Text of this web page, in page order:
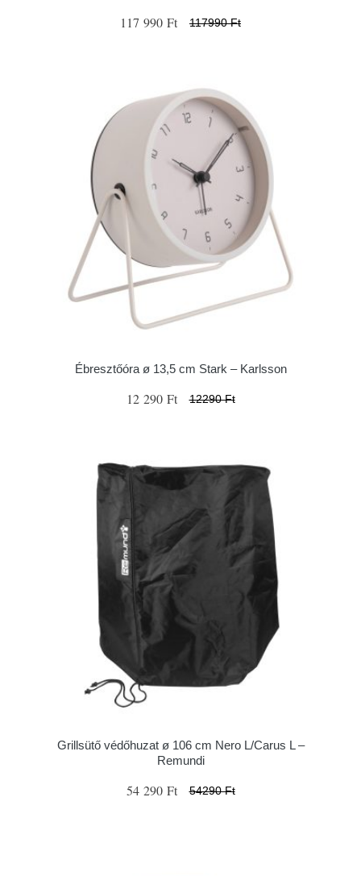
117 990 Ft 117990 Ft
Ébresztőóra ø 13,5 cm Stark – Karlsson
12 290 Ft 12290 Ft
Grillsütő védőhuzat ø 106 cm Nero L/Carus L –
Remundi
54 290 Ft 54290 Ft